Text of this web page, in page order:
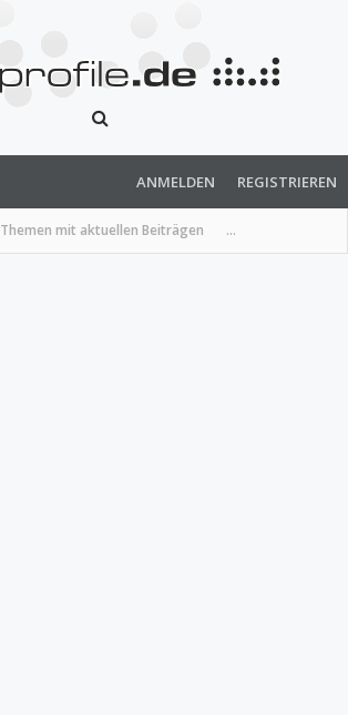
Themen mit aktuellen Beiträgen ...
ANMELDEN REGISTRIEREN